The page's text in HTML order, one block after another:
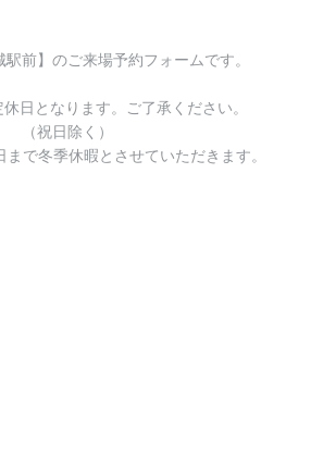
駅前】のご来場予約フォームです。
日となります。ご了承ください。
（祝日除く）
で冬季休暇とさせていただきます。